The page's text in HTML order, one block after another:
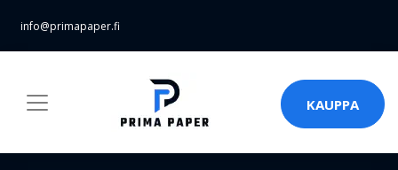
info@primapaper.fi
KAUPPA